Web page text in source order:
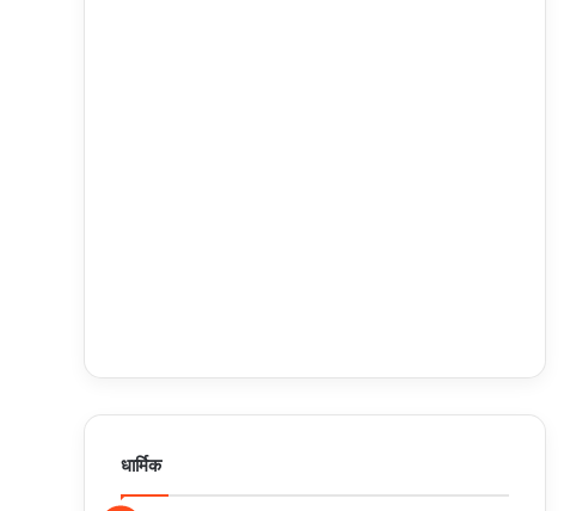
धार्मिक